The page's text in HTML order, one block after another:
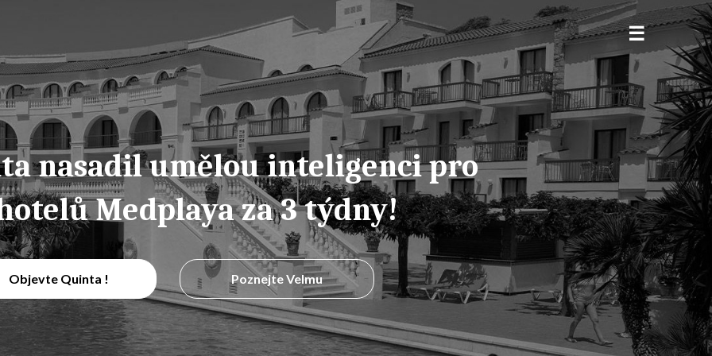
nasadil umělou inteligenci pro
Medplaya za 3 týdny!
Objevte Quinta ! Poznejte Velmu